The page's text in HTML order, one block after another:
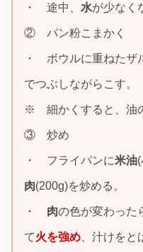
・ 途中、 水が少なく
② パン粉こまかく
・ ボウルに重ねたザ
でつぶしながらこす。
※ 細かくすると、油
③ 炒め
・ フライパンに米油
肉(200g)を炒める。
・ 肉の色が変わった
て火を強め 、汁けをと